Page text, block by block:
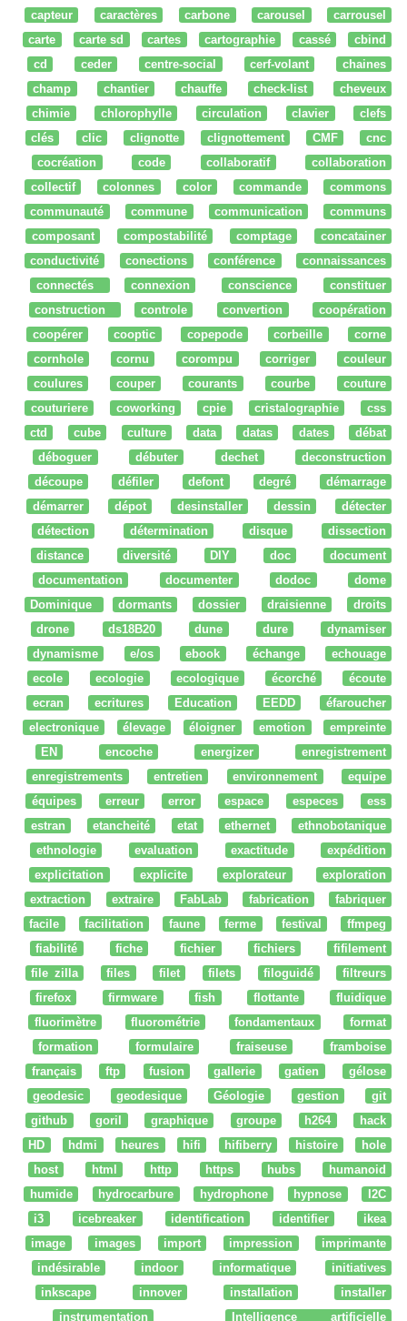
capteur
caractères carbone carousel
carrousel
carte
carte sd cartes cartographie cassé
cbind
cd
ceder centre-social cerf-volant
chaines
champ
chantier chauffe check-list
cheveux
chimie
chlorophylle circulation clavier
clefs
clés
clic clignotte clignottement CMF
cnc
cocréation
code collaboratif
collaboration
collectif
colonnes color commande
commons
communauté
commune communication
communs
composant
compostabilité comptage
concatainer
conductivité
conections conférence
connaissances
connectés
connexion conscience
constituer
construction
controle convertion
coopération
coopérer
cooptic copepode corbeille
corne
cornhole
cornu corompu corriger
couleur
coulures
couper courants courbe
couture
couturiere
coworking cpie cristalographie
css
ctd
cube culture data datas dates
débat
déboguer
débuter dechet
deconstruction
découpe
défiler defont degré
démarrage
démarrer
dépot desinstaller dessin
détecter
détection
détermination disque
dissection
distance
diversité DIY doc
document
documentation
documenter dodoc
dome
Dominique
dormants dossier draisienne
droits
drone
ds18B20 dune dure
dynamiser
dynamisme
e/os ebook échange
echouage
ecole
ecologie ecologique écorché
écoute
ecran
ecritures Education EEDD
éfaroucher
electronique
élevage éloigner emotion
empreinte
EN
encoche energizer
enregistrement
enregistrements
entretien environnement
equipe
équipes
erreur error espace especes
ess
estran
etancheité etat ethernet
ethnobotanique
ethnologie
evaluation exactitude
expédition
explicitation
explicite explorateur
exploration
extraction
extraire FabLab fabrication
fabriquer
facile
facilitation faune ferme festival
ffmpeg
fiabilité
fiche fichier fichiers
fifilement
file zilla
files filet filets filoguidé
filtreurs
firefox
firmware fish flottante
fluidique
fluorimètre
fluorométrie fondamentaux
format
formation
formulaire fraiseuse
framboise
français
ftp fusion gallerie gatien
gélose
geodesic
geodesique Géologie gestion
git
github
goril graphique groupe h264
hack
HD
hdmi heures hifi hifiberry histoire
hole
host
html http https hubs
humanoid
humide
hydrocarbure hydrophone hypnose
I2C
i3
icebreaker identification identifier
ikea
image
images import impression
imprimante
indésirable
indoor informatique
initiatives
inkscape
innover installation
installer
instrumentation
Intelligence artificielle